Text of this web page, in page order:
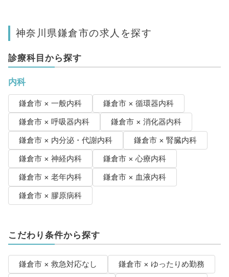
神奈川県鎌倉市の求人を探す
診療科目から探す
内科
鎌倉市 × 一般内科
鎌倉市 × 循環器内科
鎌倉市 × 呼吸器内科
鎌倉市 × 消化器内科
鎌倉市 × 内分泌・代謝内科
鎌倉市 × 腎臓内科
鎌倉市 × 神経内科
鎌倉市 × 心療内科
鎌倉市 × 老年内科
鎌倉市 × 血液内科
鎌倉市 × 膠原病科
こだわり条件から探す
鎌倉市 × 救急対応なし
鎌倉市 × ゆったりめ勤務